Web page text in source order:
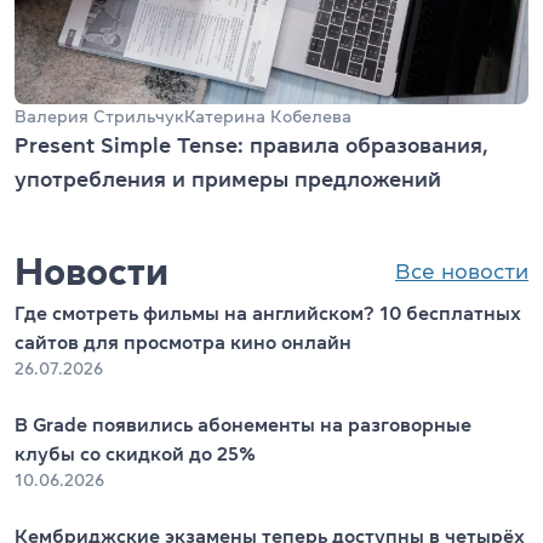
Валерия Стрильчук Катерина Кобелева
Present Simple Tense: правила образования,
употребления и примеры предложений
Новости Все новости
Где смотреть фильмы на английском? 10 бесплатных
сайтов для просмотра кино онлайн
26.07.2026
В Grade появились абонементы на разговорные
клубы со скидкой до 25%
10.06.2026
Кембриджские экзамены теперь доступны в четырёх